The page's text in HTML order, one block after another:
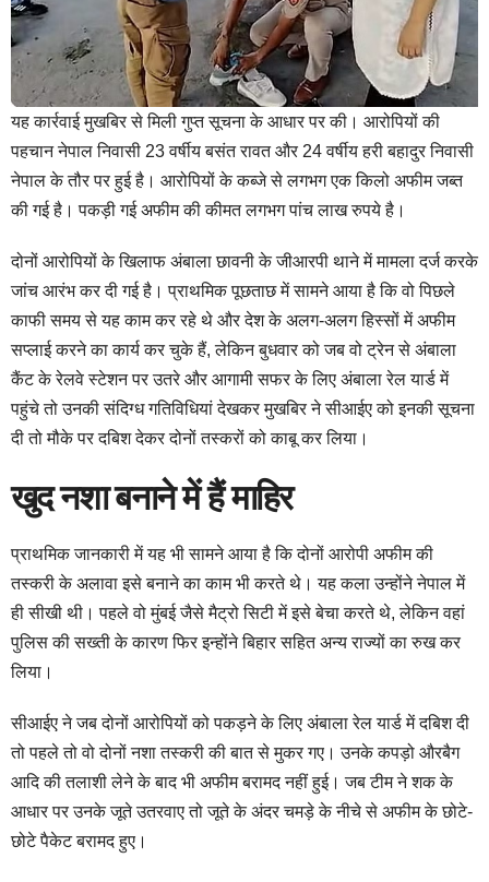
यह कार्रवाई मुखबिर से मिली गुप्त सूचना के आधार पर की। आरोपियों की
पहचान नेपाल निवासी 23 वर्षीय बसंत रावत और 24 वर्षीय हरी बहादुर निवासी
नेपाल के तौर पर हुई है। आरोपियों के कब्जे से लगभग एक किलो अफीम जब्त
की गई है। पकड़ी गई अफीम की कीमत लगभग पांच लाख रुपये है।
दोनों आरोपियों के खिलाफ अंबाला छावनी के जीआरपी थाने में मामला दर्ज करके
जांच आरंभ कर दी गई है। प्राथमिक पूछताछ में सामने आया है कि वो पिछले
काफी समय से यह काम कर रहे थे और देश के अलग-अलग हिस्सों में अफीम
सप्लाई करने का कार्य कर चुके हैं, लेकिन बुधवार को जब वो ट्रेन से अंबाला
कैंट के रेलवे स्टेशन पर उतरे और आगामी सफर के लिए अंबाला रेल यार्ड में
पहुंचे तो उनकी संदिग्ध गतिविधियां देखकर मुखबिर ने सीआईए को इनकी सूचना
दी तो मौके पर दबिश देकर दोनों तस्करों को काबू कर लिया।
खुद नशा बनाने में हैं माहिर
प्राथमिक जानकारी में यह भी सामने आया है कि दोनों आरोपी अफीम की
तस्करी के अलावा इसे बनाने का काम भी करते थे। यह कला उन्होंने नेपाल में
ही सीखी थी। पहले वो मुंबई जैसे मैट्रो सिटी में इसे बेचा करते थे, लेकिन वहां
पुलिस की सख्ती के कारण फिर इन्होंने बिहार सहित अन्य राज्यों का रुख कर
लिया।
सीआईए ने जब दोनों आरोपियों को पकड़ने के लिए अंबाला रेल यार्ड में दबिश दी
तो पहले तो वो दोनों नशा तस्करी की बात से मुकर गए। उनके कपड़ो औरबैग
आदि की तलाशी लेने के बाद भी अफीम बरामद नहीं हुई। जब टीम ने शक के
आधार पर उनके जूते उतरवाए तो जूते के अंदर चमड़े के नीचे से अफीम के छोटे-
छोटे पैकेट बरामद हुए।